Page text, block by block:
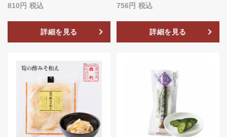
810 税込
詳細を見る
756 税込
詳細を見る